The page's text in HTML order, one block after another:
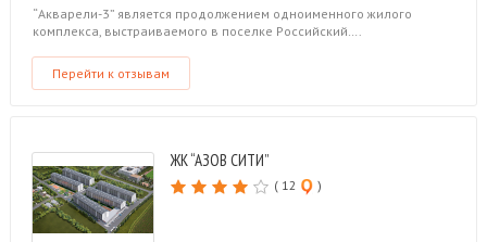
“Акварели-3” является продолжением одноименного жилого
комплекса, выстраиваемого в поселке Российский….
Перейти к отзывам
ЖК “АЗОВ СИТИ”
( 12 )